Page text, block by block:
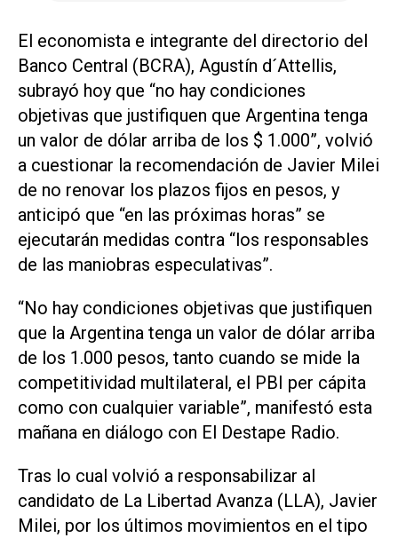
El economista e integrante del directorio del
Banco Central (BCRA), Agustín d´Attellis,
subrayó hoy que “no hay condiciones
objetivas que justifiquen que Argentina tenga
un valor de dólar arriba de los $ 1.000”, volvió
a cuestionar la recomendación de Javier Milei
de no renovar los plazos fijos en pesos, y
anticipó que “en las próximas horas” se
ejecutarán medidas contra “los responsables
de las maniobras especulativas”.
“No hay condiciones objetivas que justifiquen
que la Argentina tenga un valor de dólar arriba
de los 1.000 pesos, tanto cuando se mide la
competitividad multilateral, el PBI per cápita
como con cualquier variable”, manifestó esta
mañana en diálogo con El Destape Radio.
Tras lo cual volvió a responsabilizar al
candidato de La Libertad Avanza (LLA), Javier
Milei, por los últimos movimientos en el tipo